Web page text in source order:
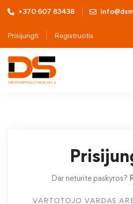
+370 607 83438
Prisijungti Registruotis
Dar neturite paskyros?
VARTOTOJO VARDAS